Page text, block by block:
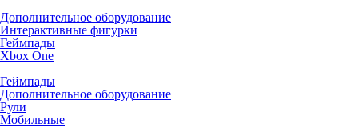
Дополнительное оборудование
Интерактивные фигурки
Геймпады
Xbox One
Геймпады
Дополнительное оборудование
Рули
Мобильные